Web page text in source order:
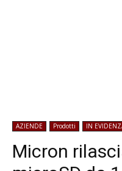
AZIENDE Prodotti IN
Micron